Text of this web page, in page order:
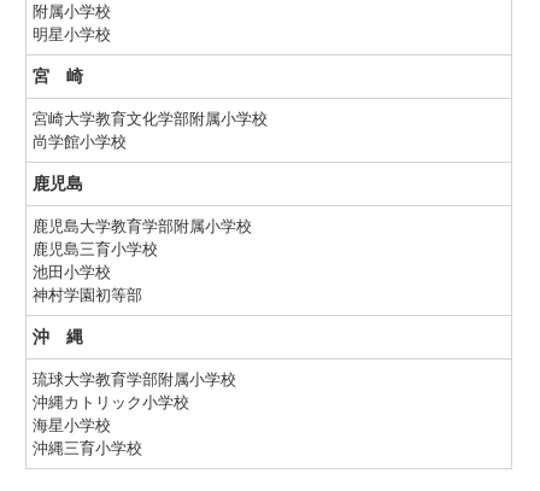
附属小学校
明星小学校
宮 崎
宮崎大学教育文化学部附属小学校
尚学館小学校
鹿児島
鹿児島大学教育学部附属小学校
鹿児島三育小学校
池田小学校
神村学園初等部
沖 縄
琉球大学教育学部附属小学校
沖縄カトリック小学校
海星小学校
沖縄三育小学校